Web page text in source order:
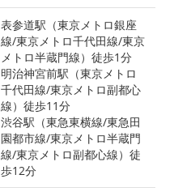
表参道駅（東京メトロ銀座
線/東京メトロ千代田線/東京
メトロ半蔵門線）徒歩1分
明治神宮前駅（東京メトロ
千代田線/東京メトロ副都心
線）徒歩11分
渋谷駅（東急東横線/東急田
園都市線/東京メトロ半蔵門
線/東京メトロ副都心線）徒
歩12分